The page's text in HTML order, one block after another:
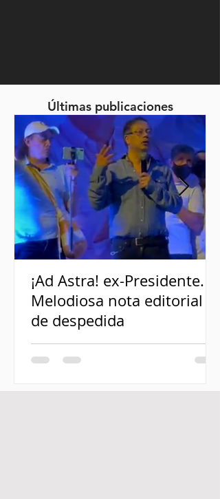
Últimas publicaciones
¡Ad Astra! ex-Presidente.
Melodiosa nota editorial
de despedida